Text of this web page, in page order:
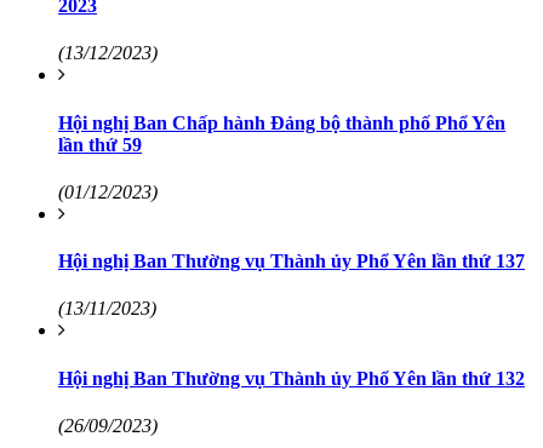
2023
(13/12/2023)
Hội nghị Ban Chấp hành Đảng bộ thành phố Phổ Yên
lần thứ 59
(01/12/2023)
Hội nghị Ban Thường vụ Thành ủy Phổ Yên lần thứ 137
(13/11/2023)
Hội nghị Ban Thường vụ Thành ủy Phổ Yên lần thứ 132
(26/09/2023)